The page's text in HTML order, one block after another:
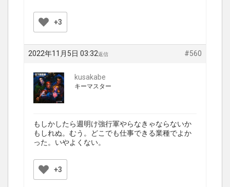
+3
2022年11月5日 03:32 #560
返信
kusakabe
キーマスター
もしかしたら週明け強行軍やらなきゃならないか
もしれぬ。むう。どこでも仕事できる業種でよか
った。いやよくない。
+3